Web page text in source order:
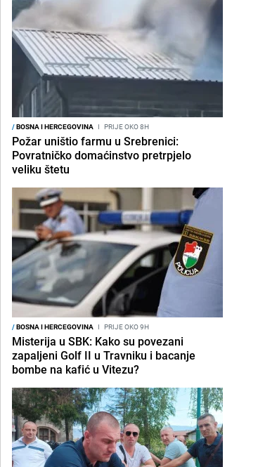
/BOSNA I HERCEGOVINA I PRIJE OKO 8H
Požar uništio farmu u Srebrenici:
Povratničko domaćinstvo pretrpjelo
veliku štetu
/BOSNA I HERCEGOVINA I PRIJE OKO 9H
Misterija u SBK: Kako su povezani
zapaljeni Golf II u Travniku i bacanje
bombe na kafić u Vitezu?